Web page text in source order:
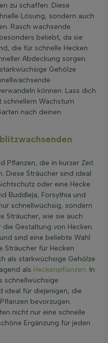
zu schaffen. Diese
Lösung, sondern auch
Rasch wachsende
beliebt, da sie
die für schnelle Hecken
Abdeckung sorgen.
Gehölze
können. Lass dich
Wachstum
nach deinen
Pflanzen, die in kurzer Zeit
Diese Sträucher sind ideal
oder eine Hecke
Buddleja, Forsythia und
schnellwüchsig, sondern
Sträucher, wie sie auch
Gestaltung von Hecken.
sind eine beliebte Wahl
Sträucher für Hecken
als starkwüchsige Gehölze
als Heckenpflanzen. In
schnellwüchsige
ideal für diejenigen, die
bevorzugen.
nicht nur eine schnelle
Ergänzung für jeden